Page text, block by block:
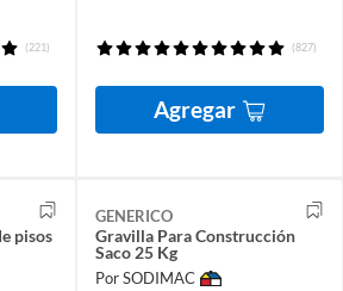
(221) (827)
Agregar
pisos
GENERICO
Gravilla Para Construcción
Saco 25 Kg
Por SODIMAC